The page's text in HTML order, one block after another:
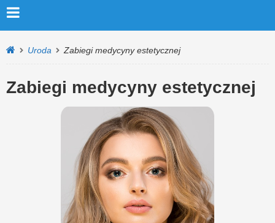
Uroda Zabiegi medycyny estetycznej
Zabiegi medycyny estetycznej